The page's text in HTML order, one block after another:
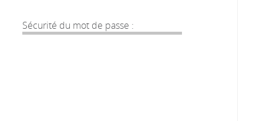
Sécurité du mot de passe :